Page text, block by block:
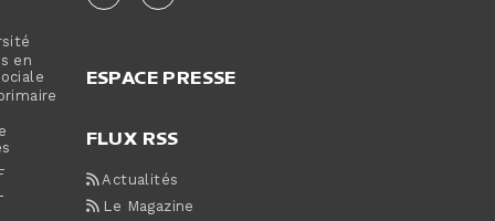
en
ESPACE PRESSE
FLUX RSS
Actualités
Le Magazine